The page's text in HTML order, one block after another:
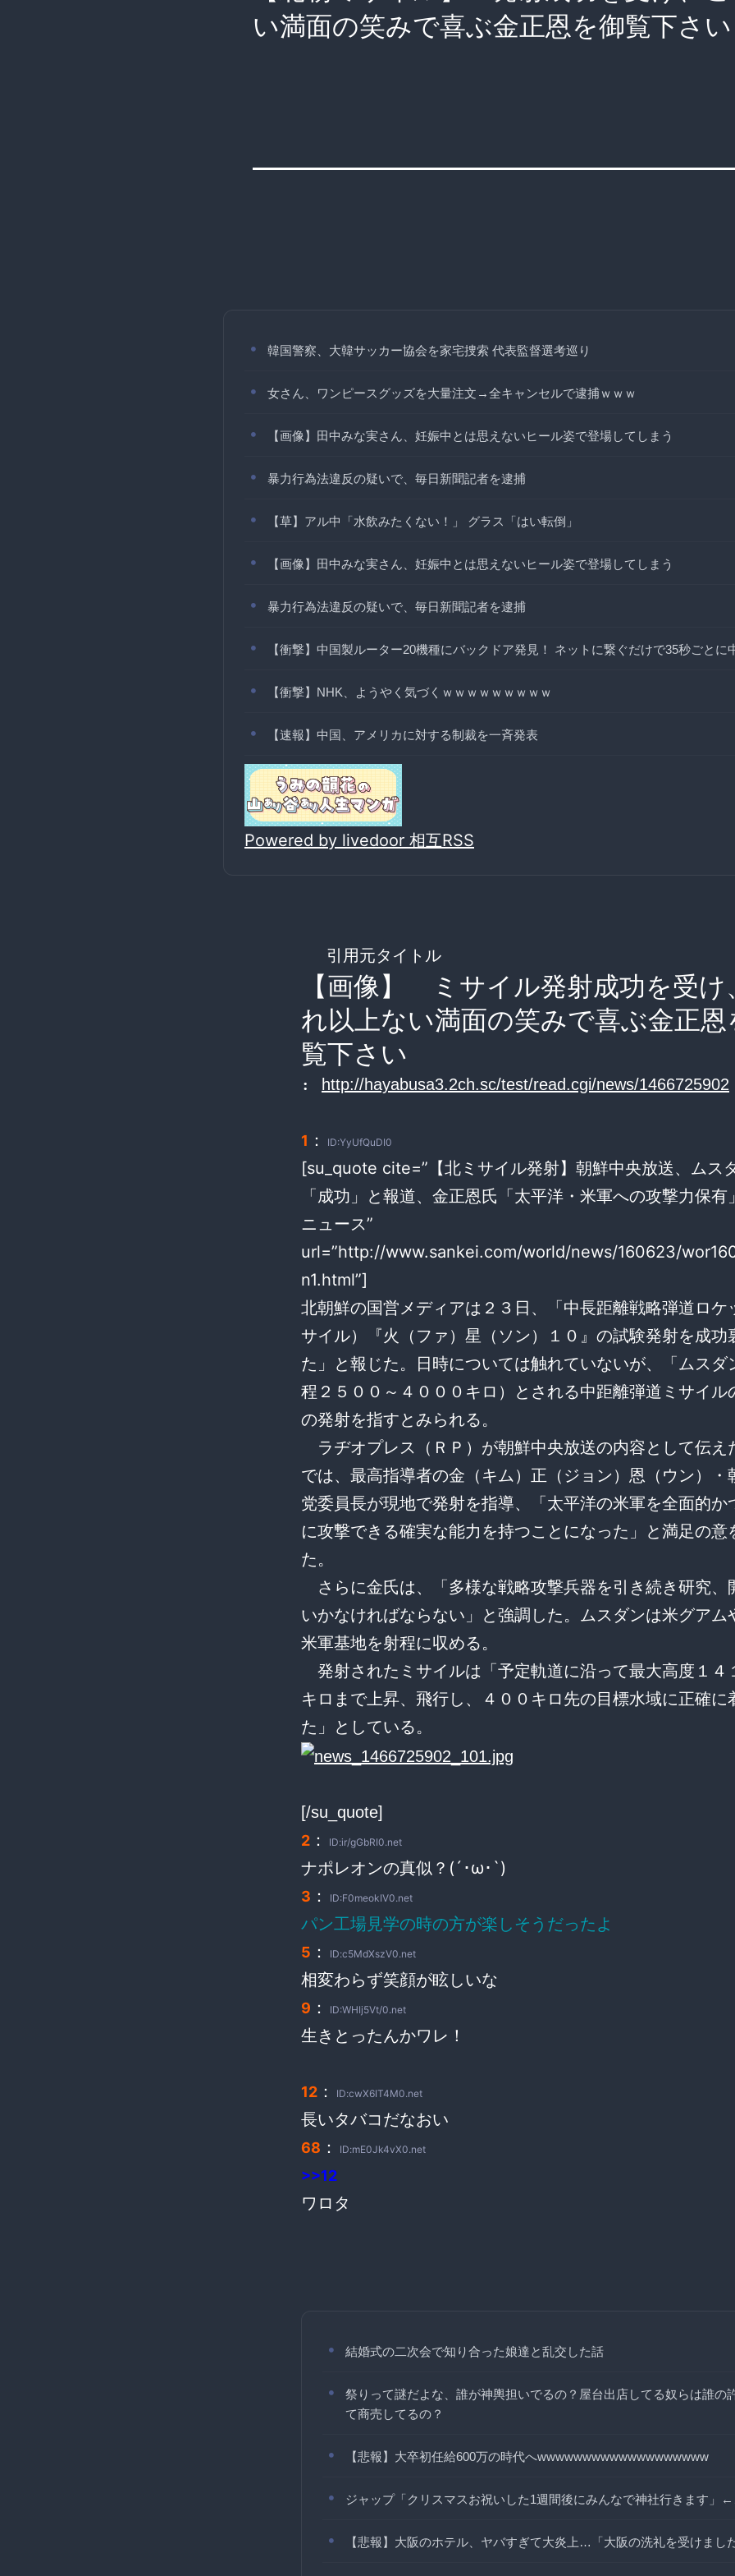
い満面の笑みで喜ぶ金正恩を御覧下さい
韓国警察、大韓サッカー協会を家宅捜索 代表監督選考巡り
女さん、ワンピースグッズを大量注文→全キャンセルで逮捕ｗｗｗ
【画像】田中みな実さん、妊娠中とは思えないヒール姿で登場してしまう
暴力行為法違反の疑いで、毎日新聞記者を逮捕
【草】アル中「水飲みたくない！」 グラス「はい転倒」
【画像】田中みな実さん、妊娠中とは思えないヒール姿で登場してしまう
暴力行為法違反の疑いで、毎日新聞記者を逮捕
【衝撃】中国製ルーター20機種にバックドア発見！ ネットに繋ぐだけで35秒ごとに
【衝撃】NHK、ようやく気づくｗｗｗｗｗｗｗｗｗ
【速報】中国、アメリカに対する制裁を一斉発表
Powered by livedoor 相互RSS
引用元タイトル
【画像】 ミサイル発射成功を受け
れ以上ない満面の笑みで喜ぶ金正恩
覧下さい
: http://hayabusa3.2ch.sc/test/read.cgi/news/1466725902
1 ： ID:YyUfQuDI0
[su_quote cite=”【北ミサイル発射】朝鮮中央放送、ムス
「成功」と報道、金正恩氏「太平洋・米軍への攻撃力保有
ニュース”
url=”http://www.sankei.com/world/news/160623/
n1.html”]
北朝鮮の国営メディアは２３日、「中長距離戦略弾道ロケ
サイル）『火（ファ）星（ソン）１０』の試験発射を成功
た」と報じた。日時については触れていないが、「ムスダ
程２５００～４０００キロ）とされる中距離弾道ミサイル
の発射を指すとみられる。
ラヂオプレス（ＲＰ）が朝鮮中央放送の内容として伝え
では、最高指導者の金（キム）正（ジョン）恩（ウン）・
党委員長が現地で発射を指導、「太平洋の米軍を全面的か
に攻撃できる確実な能力を持つことになった」と満足の意
た。
さらに金氏は、「多様な戦略攻撃兵器を引き続き研究、
いかなければならない」と強調した。ムスダンは米グアム
米軍基地を射程に収める。
発射されたミサイルは「予定軌道に沿って最大高度１４
キロまで上昇、飛行し、４００キロ先の目標水域に正確に
た」としている。
[/su_quote]
2 ： ID:ir/gGbRI0.net
ナポレオンの真似？(´･ω･`)
3 ： ID:F0meokIV0.net
パン工場見学の時の方が楽しそうだったよ
5 ： ID:c5MdXszV0.net
相変わらず笑顔が眩しいな
9 ： ID:WHIj5Vt/0.net
生きとったんかワレ！
12 ： ID:cwX6IT4M0.net
長いタバコだなおい
68 ： ID:mE0Jk4vX0.net
>>12
ワロタ
結婚式の二次会で知り合った娘達と乱交した話
祭りって謎だよな、誰が神輿担いでるの？屋台出店してる奴らは誰の
て商売してるの？
【悲報】大卒初任給600万の時代へwwwwwwwwwwwwwwwwwww
ジャップ「クリスマスお祝いした1週間後にみんなで神社行きます」
【悲報】大阪のホテル、ヤバすぎて大炎上…「大阪の洗礼を受けました